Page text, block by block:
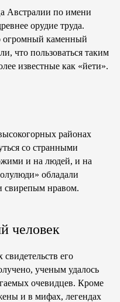
Австралии по имени
орудие труда.
огромный каменный
что пользоваться таким
известные как «йети».
районах
со странными
и на людей, и на
обладали
свирепым нравом.
человек
его
ученым удалось
очевидцев. Кроме
и в мифах, легендах